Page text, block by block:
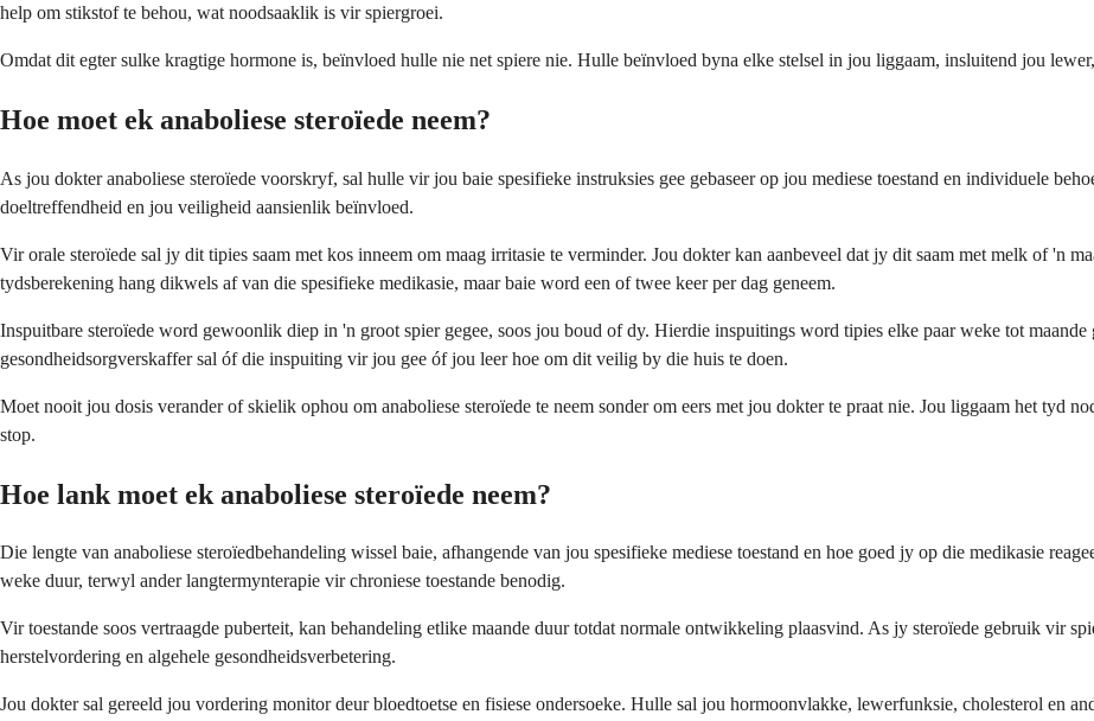
help om stikstof te behou, wat noodsaaklik is vir spiergroei.
Omdat dit egter sulke kragtige hormone is, beïnvloed hulle nie net spiere nie. Hulle beïnvloed byna elke stelsel in jou liggaam, insluitend jou
Hoe moet ek anaboliese steroïede neem?
As jou dokter anaboliese steroïede voorskryf, sal hulle vir jou baie spesifieke instruksies gee gebaseer op jou mediese toestand en individuele
doeltreffendheid en jou veiligheid aansienlik beïnvloed.
Vir orale steroïede sal jy dit tipies saam met kos inneem om maag irritasie te verminder. Jou dokter kan aanbeveel dat jy dit saam met melk of 'n
tydsberekening hang dikwels af van die spesifieke medikasie, maar baie word een of twee keer per dag geneem.
Inspuitbare steroïede word gewoonlik diep in 'n groot spier gegee, soos jou boud of dy. Hierdie inspuitings word tipies elke paar weke tot maande
gesondheidsorgverskaffer sal óf die inspuiting vir jou gee óf jou leer hoe om dit veilig by die huis te doen.
Moet nooit jou dosis verander of skielik ophou om anaboliese steroïede te neem sonder om eers met jou dokter te praat nie. Jou liggaam het tyd
stop.
Hoe lank moet ek anaboliese steroïede neem?
Die lengte van anaboliese steroïedbehandeling wissel baie, afhangende van jou spesifieke mediese toestand en hoe goed jy op die medikasie
weke duur, terwyl ander langtermynterapie vir chroniese toestande benodig.
Vir toestande soos vertraagde puberteit, kan behandeling etlike maande duur totdat normale ontwikkeling plaasvind. As jy steroïede gebruik vir
herstelvordering en algehele gesondheidsverbetering.
Jou dokter sal gereeld jou vordering monitor deur bloedtoetse en fisiese ondersoeke. Hulle sal jou hormoonvlakke, lewerfunksie, cholesterol en